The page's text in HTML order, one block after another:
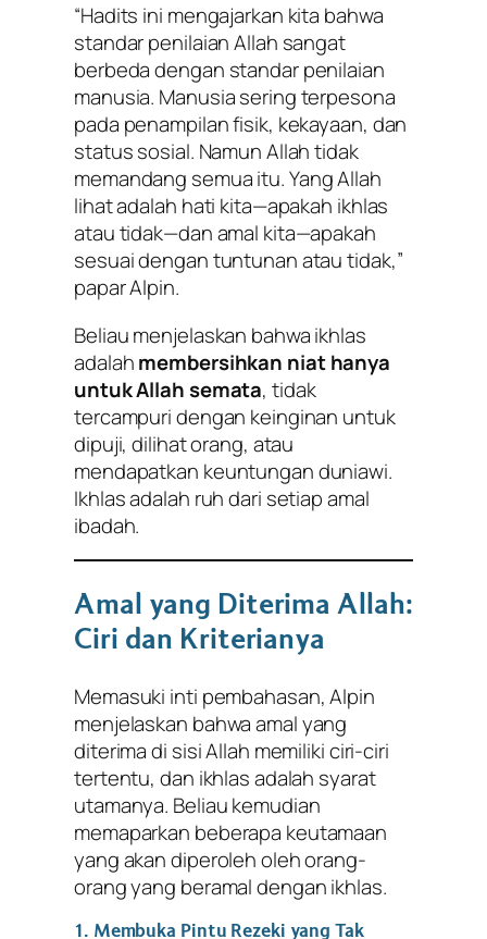
“Hadits ini mengajarkan kita bahwa
standar penilaian Allah sangat
berbeda dengan standar penilaian
manusia. Manusia sering terpesona
pada penampilan fisik, kekayaan, dan
status sosial. Namun Allah tidak
memandang semua itu. Yang Allah
lihat adalah hati kita—apakah ikhlas
atau tidak—dan amal kita—apakah
sesuai dengan tuntunan atau tidak,”
papar Alpin.
Beliau menjelaskan bahwa ikhlas
adalahmembersihkan niat hanya
untuk Allah semata, tidak
tercampuri dengan keinginan untuk
dipuji, dilihat orang, atau
mendapatkan keuntungan duniawi.
Ikhlas adalah ruh dari setiap amal
ibadah.
Amal yang Diterima Allah:
Ciri dan Kriterianya
Memasuki inti pembahasan, Alpin
menjelaskan bahwa amal yang
diterima di sisi Allah memiliki ciri-ciri
tertentu, dan ikhlas adalah syarat
utamanya. Beliau kemudian
memaparkan beberapa keutamaan
yang akan diperoleh oleh orang-
orang yang beramal dengan ikhlas.
1. Membuka Pintu Rezeki yang Tak